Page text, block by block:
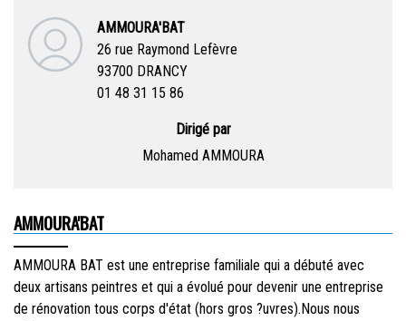
AMMOURA'BAT
26 rue Raymond Lefèvre
93700 DRANCY
01 48 31 15 86
Dirigé par
Mohamed AMMOURA
AMMOURA'BAT
AMMOURA BAT est une entreprise familiale qui a débuté avec
deux artisans peintres et qui a évolué pour devenir une entreprise
de rénovation tous corps d'état (hors gros ?uvres).Nous nous